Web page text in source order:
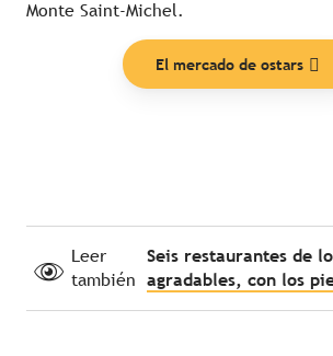
Monte Saint-Michel.
El mercado de ostars
Leer
también
Seis restaurantes de
agradables, con los